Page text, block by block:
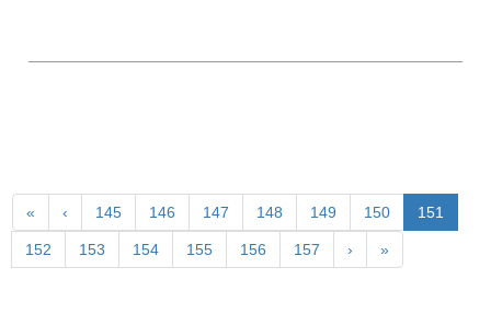
« ‹ 145 146 147 148 149 150 151
152 153 154 155 156 157 › »